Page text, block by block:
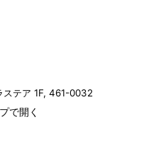
テア 1F, 461-0032
で開く